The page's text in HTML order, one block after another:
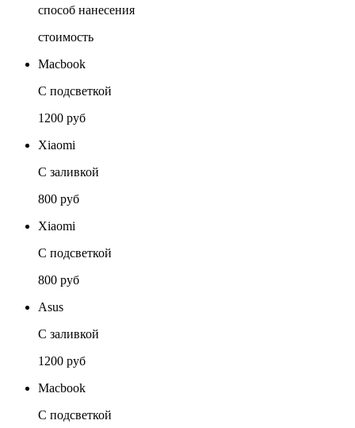
способ нанесения
стоимость
Macbook
С подсветкой
1200 руб
Xiaomi
С заливкой
800 руб
Xiaomi
С подсветкой
800 руб
Asus
С заливкой
1200 руб
Macbook
С подсветкой